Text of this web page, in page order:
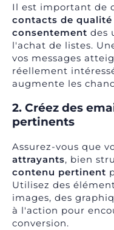
Il est important de
contacts de qualité
consentement des
l'achat de listes.
vos messages
réellement
augmente les
2. Créez des
pertinents
Assurez-vous que
attrayants, bien
contenu pertinent
Utilisez des
images, des
à l'action pour
conversion.